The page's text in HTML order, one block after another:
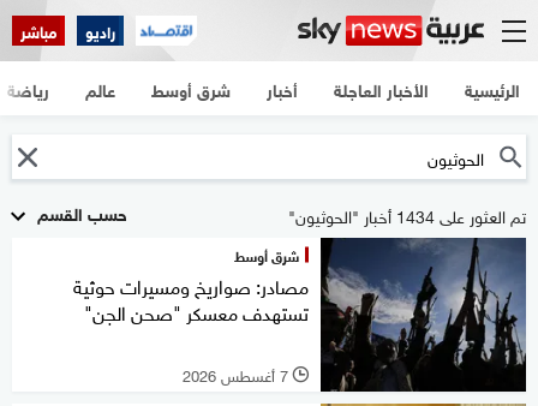
راديو مباشر
الرئيسية الأخبار العاجلة أخبار شرق أوسط عالم رياضة
حسب القسم تم العثور على 1434 أخبار "الحوثيون"
شرق أوسط
مصادر: صواريخ ومسيرات حوثية
تستهدف معسكر "صحن الجن"
l 7 أغسطس 2026